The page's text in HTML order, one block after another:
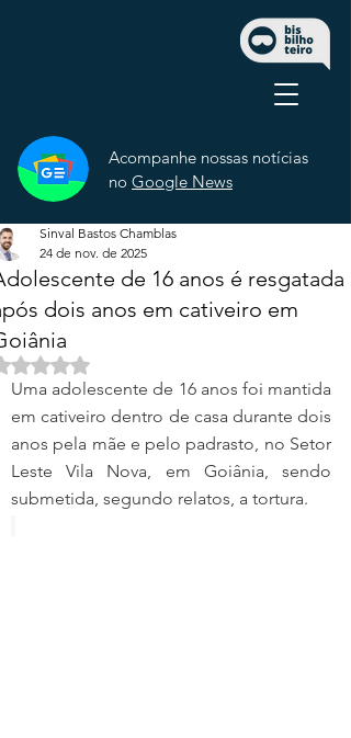
Acompanhe nossas notícias
no Google News
de 16 anos é resgatada
dois anos em cativeiro em
Sinval Bastos Chamblas
24 de nov. de 2025
Avaliado com NaN de 5 estrelas.
Uma adolescente de 16 anos foi mantida
em cativeiro dentro de casa durante dois
anos pela mãe e pelo padrasto, no Setor
Leste Vila Nova, em Goiânia, sendo
submetida, segundo relatos, a tortura.